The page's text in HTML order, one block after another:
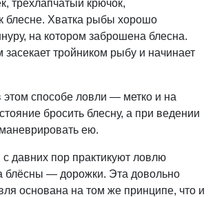
трёхлапчатый крючок,
блесне. Хватка рыбы хорошо
на котором заброшена блесна.
тройником рыбу и начинает
способе ловли — метко и на
бросить блесну, а при ведении
ею.
давних пор практикуют ловлю
блёсны — дорожки. Эта довольно
основана на том же принципе, что и